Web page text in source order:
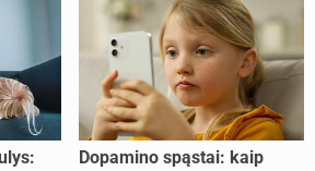
Dopamino spąstai: kaip